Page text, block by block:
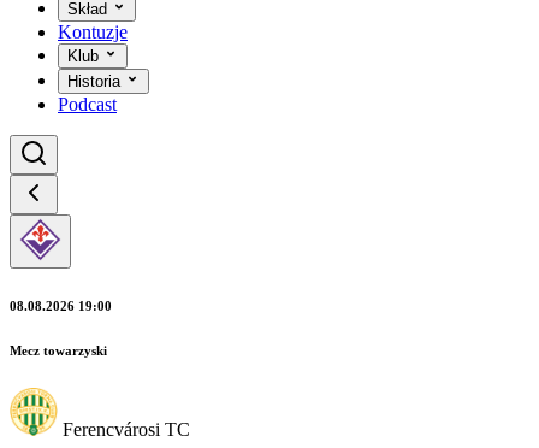
Skład
Kontuzje
Klub
Historia
Podcast
08.08.2026 19:00
Mecz towarzyski
Ferencvárosi TC